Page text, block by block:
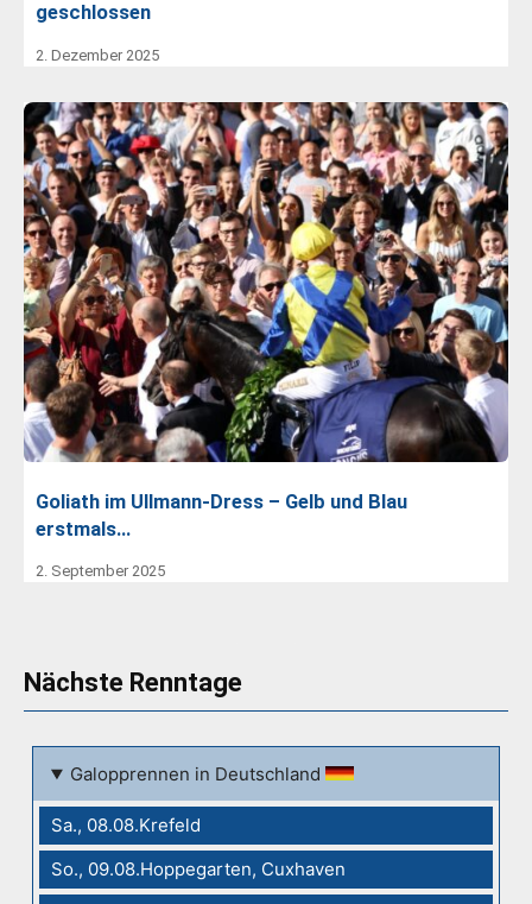
geschlossen
2. Dezember 2025
Goliath im Ullmann-Dress – Gelb und Blau
erstmals…
2. September 2025
Nächste Renntage
Galopprennen in Deutschland
Sa., 08.08.Krefeld
So., 09.08.Hoppegarten, Cuxhaven